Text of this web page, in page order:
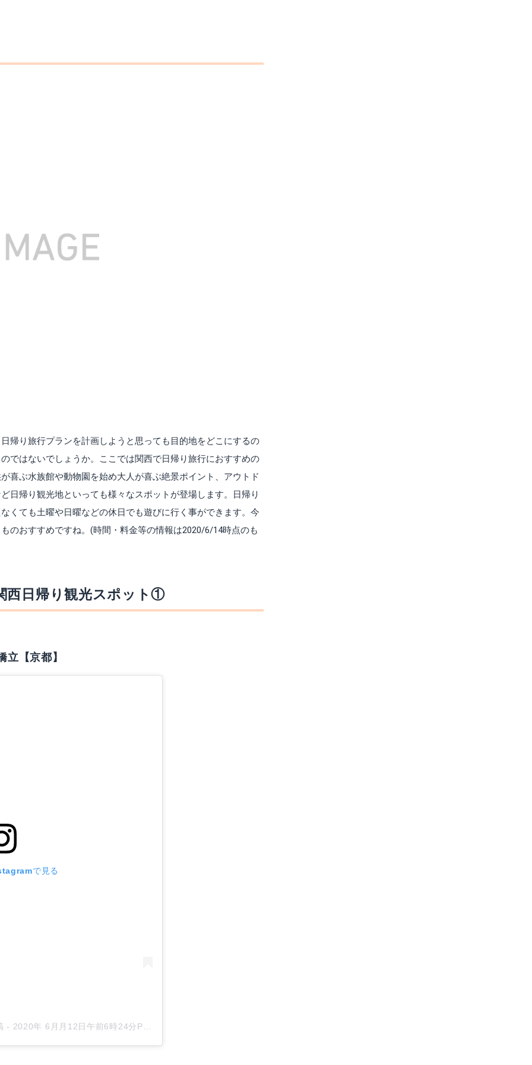
帰り旅行プランを計画しようと思っても目的地をどこにするの
ではないでしょうか。ここでは関西で日帰り旅行におすすめの
喜ぶ水族館や動物園を始め大人が喜ぶ絶景ポイント、アウトド
日帰り観光地といっても様々なスポットが登場します。日帰り
くても土曜や日曜などの休日でも遊びに行く事ができます。今
のおすすめですね。(時間・料金等の情報は2020/6/14時点のも
西日帰り観光スポット①
【京都】
で見る
- 2020年 6月月12日午前6時24分PDT